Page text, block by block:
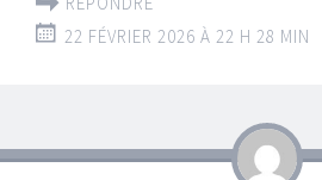
22 FÉVRIER 2026 À 22 H 28 MIN